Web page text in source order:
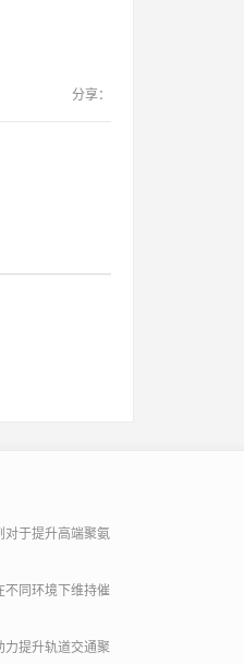
分享：
对于提升高端聚氨
不同环境下维持催
力提升轨道交通聚